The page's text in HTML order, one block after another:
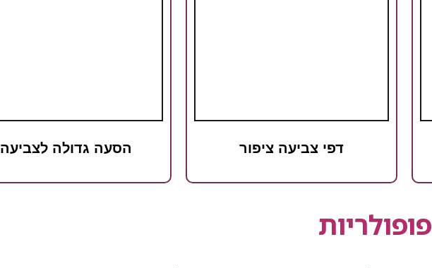
דפי צביעה ציפור הסעה גדולה לצביעה
פופולריות